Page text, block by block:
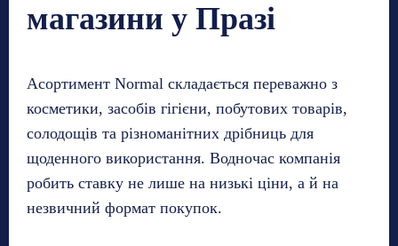
магазини у Празі
Асортимент Normal складається переважно з
косметики, засобів гігієни, побутових товарів,
солодощів та різноманітних дрібниць для
щоденного використання. Водночас компанія
робить ставку не лише на низькі ціни, а й на
незвичний формат покупок.